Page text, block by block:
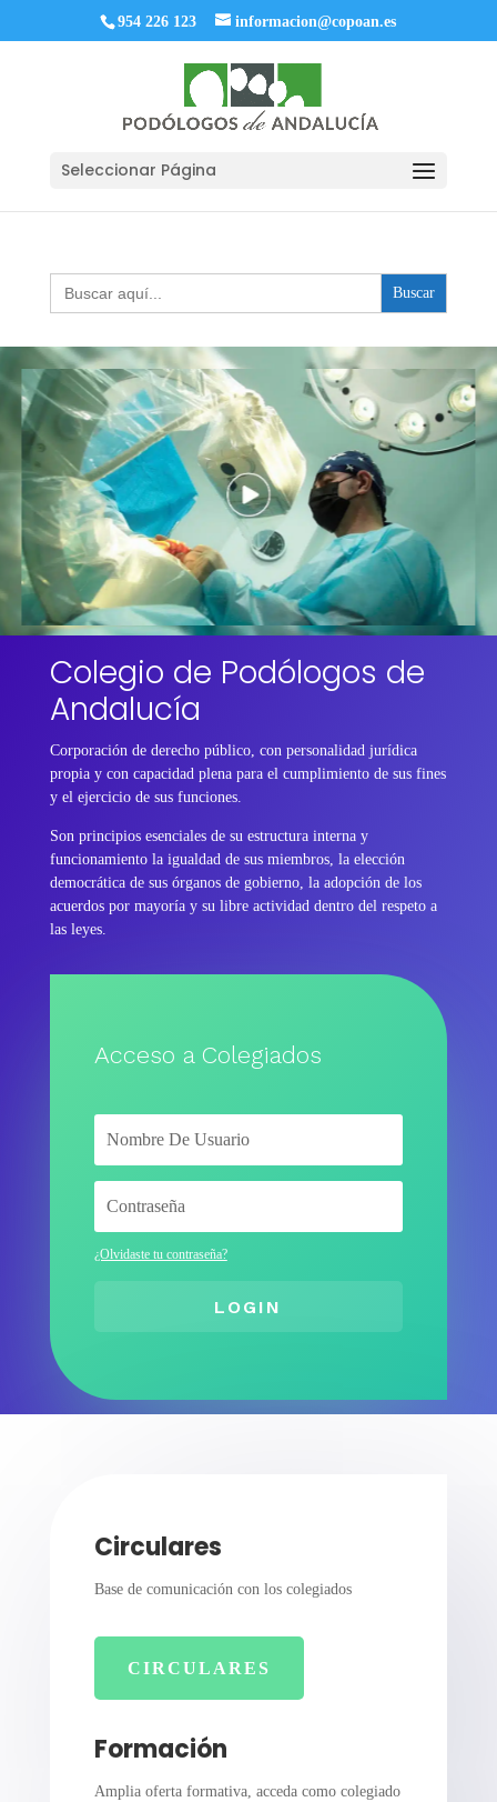
954 226 123 informacion@copoan.es
Seleccionar Página
Buscar:
Colegio de Podólogos de
Andalucía
Corporación de derecho público, con personalidad jurídica
propia y con capacidad plena para el cumplimiento de sus fines
y el ejercicio de sus funciones.
Son principios esenciales de su estructura interna y
funcionamiento la igualdad de sus miembros, la elección
democrática de sus órganos de gobierno, la adopción de los
acuerdos por mayoría y su libre actividad dentro del respeto a
las leyes.
Acceso a Colegiados
¿Olvidaste tu contraseña?
LOGIN
Circulares
Base de comunicación con los colegiados
CIRCULARES
Formación
Amplia oferta formativa, acceda como colegiado